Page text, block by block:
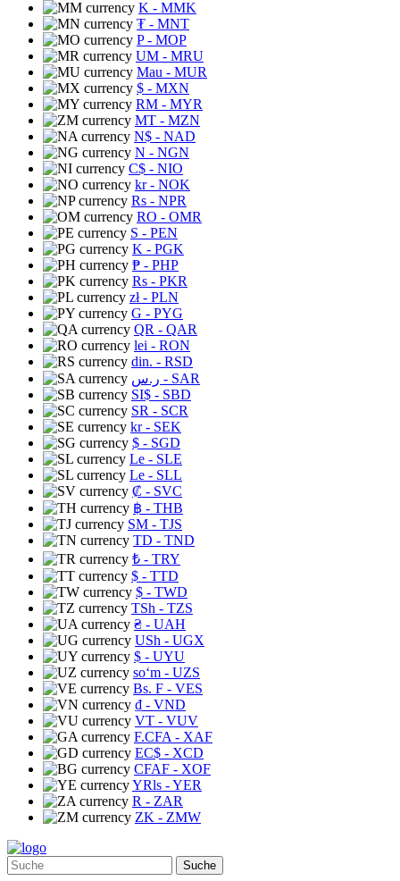
K - MMK
₮ - MNT
P- MOP
UM - MRU
Mau - MUR
$ - MXN
RM - MYR
MT - MZN
N$ - NAD
N - NGN
C$ - NIO
kr- NOK
Rs - NPR
RO - OMR
S - PEN
K - PGK
₱ - PHP
Rs - PKR
zł- PLN
G - PYG
QR - QAR
lei - RON
din. - RSD
ر.س - SAR
SI$ - SBD
SR - SCR
kr- SEK
$ - SGD
Le - SLE
Le - SLL
₡ - SVC
฿ - THB
ЅМ - TJS
TD - TND
₺ - TRY
$ - TTD
$ - TWD
TSh - TZS
₴ - UAH
USh - UGX
$ - UYU
soʻm - UZS
Bs. F - VES
₫ - VND
VT - VUV
F.CFA - XAF
EC$ - XCD
CFAF - XOF
YRls - YER
R - ZAR
ZK - ZMW
Suche